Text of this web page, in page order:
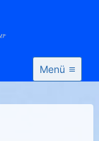
Menü